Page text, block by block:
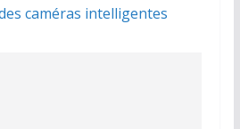
caméras intelligentes